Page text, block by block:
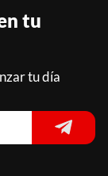
tu
tu día